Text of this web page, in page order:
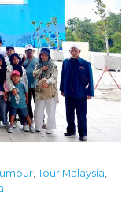
Tour Malaysia